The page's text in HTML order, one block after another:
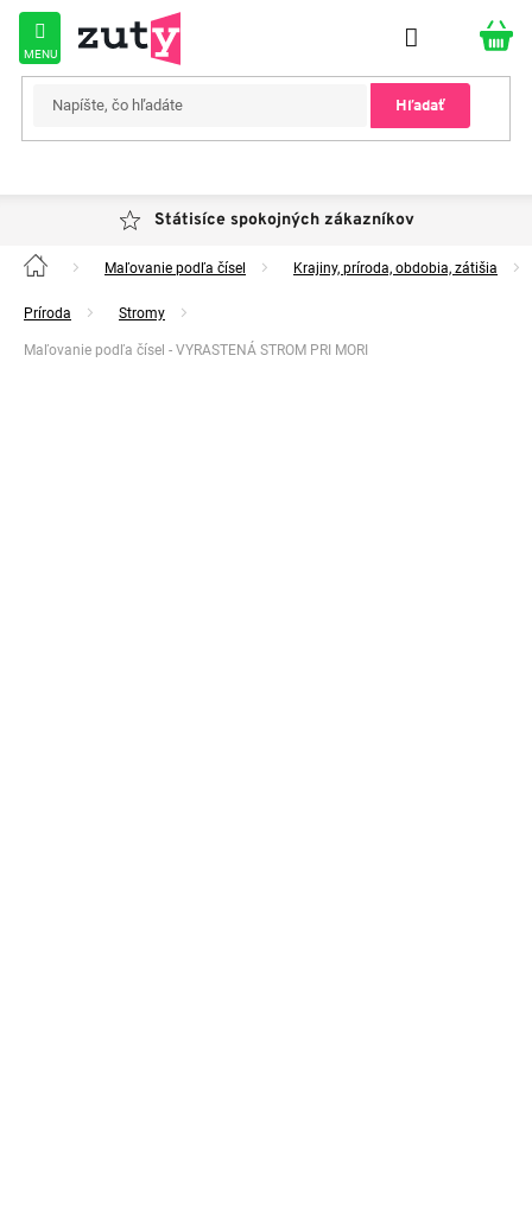
Prejsť
obsah
Hľadať
Státisíce spokojných zákazníkov
Domov Maľovanie podľa čísel Krajiny, príroda, obdobia, zátišia
Príroda Stromy
Maľovanie podľa čísel - VYRASTENÁ STROM PRI MORI